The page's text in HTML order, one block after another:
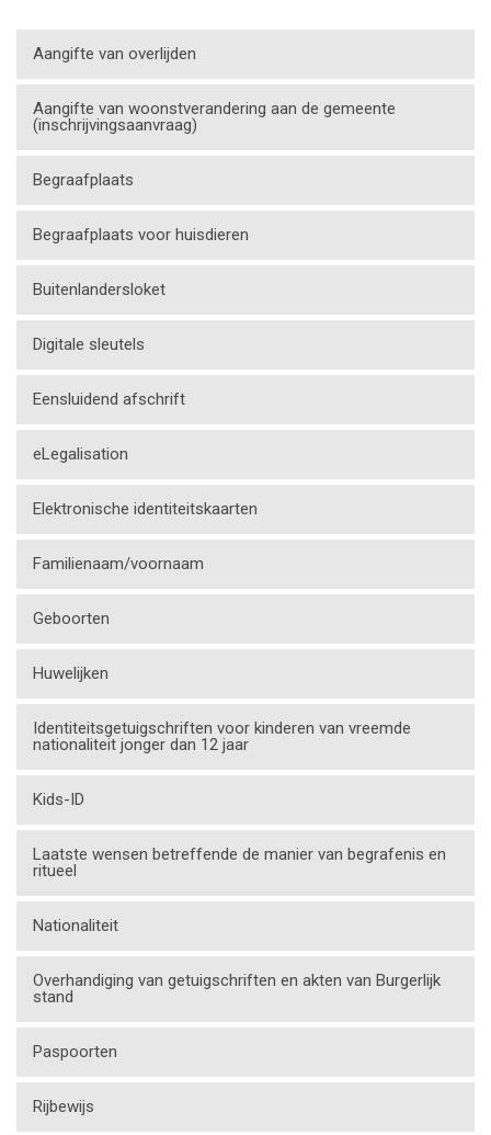
Aangifte van overlijden
Aangifte van woonstverandering aan de gemeente
(inschrijvingsaanvraag)
Begraafplaats
Begraafplaats voor huisdieren
Buitenlandersloket
Digitale sleutels
Eensluidend afschrift
eLegalisation
Elektronische identiteitskaarten
Familienaam/voornaam
Geboorten
Huwelijken
Identiteitsgetuigschriften voor kinderen van vreemde
nationaliteit jonger dan 12 jaar
Kids-ID
Laatste wensen betreffende de manier van begrafenis en
ritueel
Nationaliteit
Overhandiging van getuigschriften en akten van Burgerlijk
stand
Paspoorten
Rijbewijs